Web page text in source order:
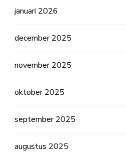
januari 2026
december 2025
november 2025
oktober 2025
september 2025
augustus 2025